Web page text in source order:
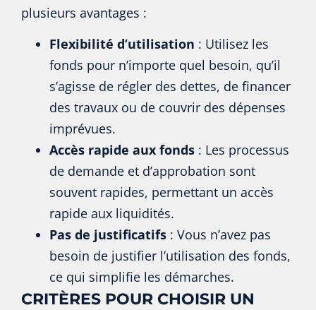
plusieurs avantages :
Flexibilité d’utilisation : Utilisez les
fonds pour n’importe quel besoin, qu’il
s’agisse de régler des dettes, de financer
des travaux ou de couvrir des dépenses
imprévues.
Accès rapide aux fonds : Les processus
de demande et d’approbation sont
souvent rapides, permettant un accès
rapide aux liquidités.
Pas de justificatifs : Vous n’avez pas
besoin de justifier l’utilisation des fonds,
ce qui simplifie les démarches.
CRITÈRES POUR CHOISIR UN